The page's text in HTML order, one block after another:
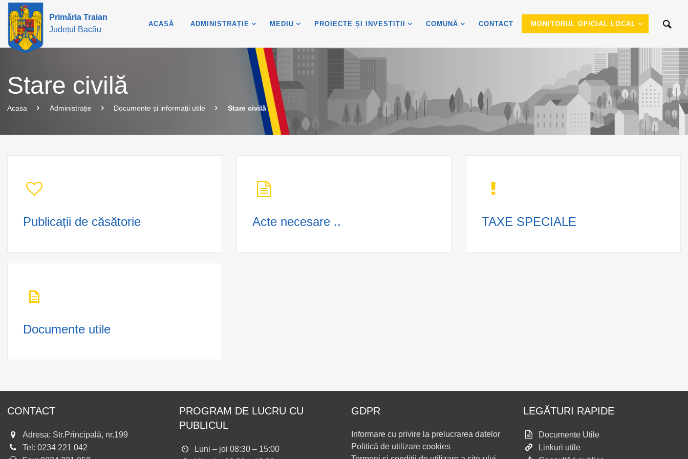
Primăria Traian
Județul Bacău
ACASĂ ADMINISTRAȚIE MEDIU PROIECTE ȘI INVESTIȚII COMUNĂ CONTACT MONITORUL OFICIAL LOCAL
Stare civilă
Acasa Administrație Documente și informații utile Stare civilă
Publicații de căsătorie Acte necesare .. TAXE SPECIALE
Documente utile
CONTACT
Adresa: Str.Principală, nr.199
Tel: 0234 221 042
PROGRAM DE LUCRU CU
PUBLICUL
Luni – joi 08:30 – 15:00
GDPR
Informare cu privire la prelucrarea datelor
Politică de utilizare cookies
LEGĂTURI RAPIDE
Documente Utile
Linkuri utile